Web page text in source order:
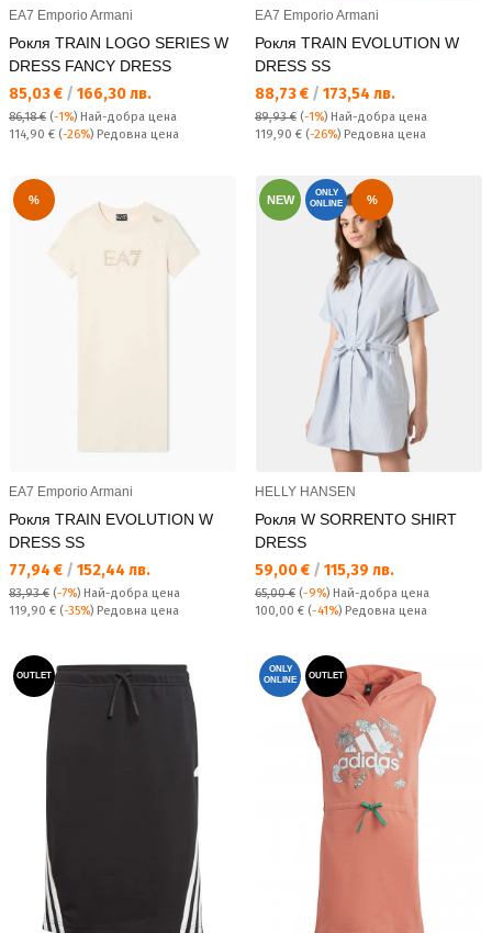
EA7 Emporio Armani
Рокля TRAIN LOGO SERIES W
DRESS FANCY DRESS
Текуща цена:
85,03 € / 166,30 лв.
86,18 € (-1%) Най-добра цена
Редовна цена:
114,90 € (-26%) Редовна цена
EA7 Emporio Armani
Рокля TRAIN EVOLUTION W
DRESS SS
Текуща цена:
88,73 € / 173,54 лв.
89,93 € (-1%) Най-добра цена
Редовна цена:
119,90 € (-26%) Редовна цена
%
EA7 Emporio Armani
Рокля TRAIN EVOLUTION W
DRESS SS
Текуща цена:
77,94 € / 152,44 лв.
83,93 € (-7%) Най-добра цена
Редовна цена:
119,90 € (-35%) Редовна цена
NEW
ONLY
ONLINE
%
HELLY HANSEN
Рокля W SORRENTO SHIRT
DRESS
Текуща цена:
59,00 € / 115,39 лв.
65,00 € (-9%) Най-добра цена
Редовна цена:
100,00 € (-41%) Редовна цена
OUTLET
ONLY
ONLINE
OUTLET